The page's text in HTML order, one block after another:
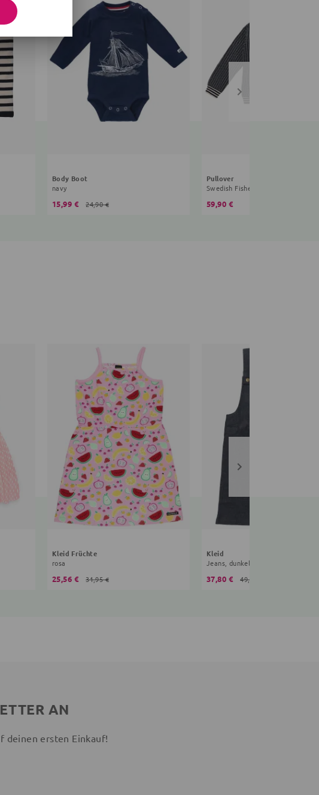
Body Boot
navy
15,99 € 24,90 €
Pullover
Swedish Fisherman
59,90 €
Kleid Früchte
rosa
25,56 € 31,95 €
Kleid
Jeans, dunkelblau
37,80 € 49,99 €
AN
deinen ersten Einkauf!